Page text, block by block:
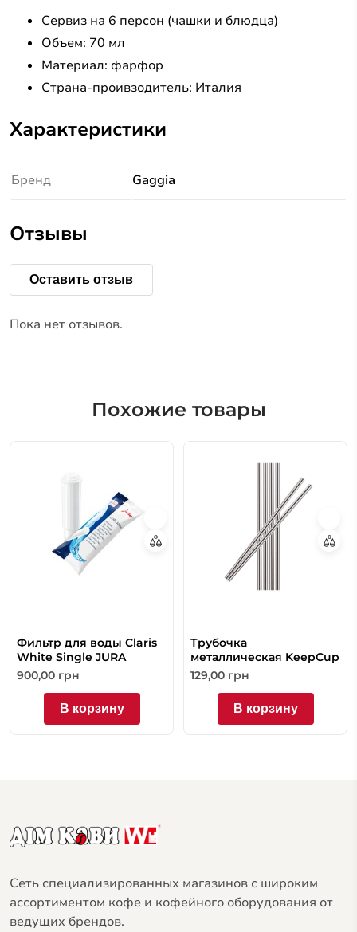
Сервиз на 6 персон (чашки и блюдца)
Объем: 70 мл
Материал: фарфор
Страна-проивзодитель: Италия
Характеристики
Бренд Gaggia
Отзывы
Оставить отзыв
Пока нет отзывов.
Похожие товары
Фильтр для воды Claris
White Single JURA
900,00 грн
В корзину
Трубочка
металлическая KeepCup
129,00 грн
В корзину
Сеть специализированных магазинов с широким
ассортиментом кофе и кофейного оборудования от
ведущих брендов.